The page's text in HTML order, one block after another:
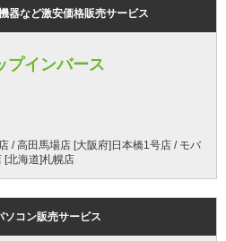
器など激安価格販売サービス
プインバース
/ 高田馬場店 [大阪府]日本橋1号店 / モバ
[北海道]札幌店
ソコン販売サービス